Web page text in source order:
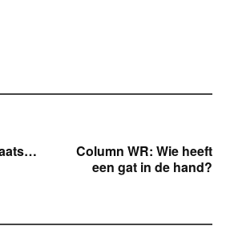
Column WR: Wie heeft
een gat in de hand?